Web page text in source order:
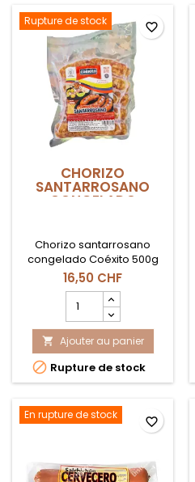
DRA
1LB
Rupture de stock
CHORIZO
SANTARROSANO
CONGELADO
Chorizo santarrosano
congelado Coéxito 500g
disponible en Suiza, ideal
para parrilla, fritura o
cocina colombiana
tradicional.
16,50 CHF
quantité
du
produit
CHORIZO
SANTARROSANO
CONGELADO
500g
 Ajouter au panier
 Rupture de stock
favorite_border
En rupture de stock favorite_border